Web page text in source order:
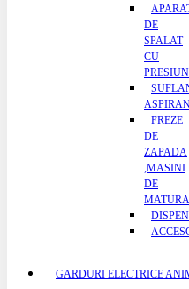
DE
SPALAT
CU
FREZE
DE
ZAPADA
,MASINI
DE
GARDURI ELECTRICE